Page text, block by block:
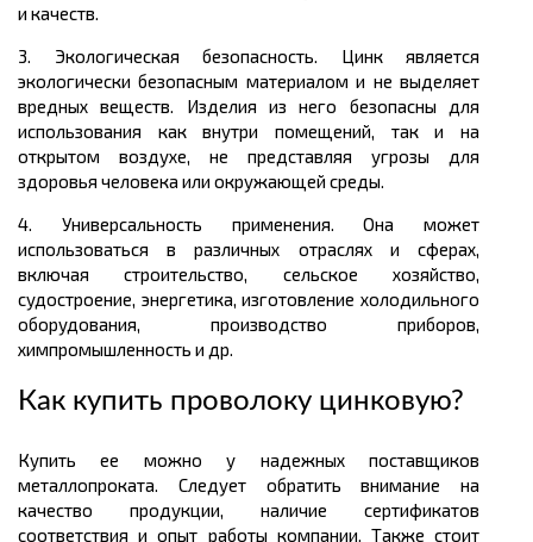
и качеств.
3. Экологическая безопасность. Цинк является
экологически безопасным материалом и не выделяет
вредных веществ. Изделия из него безопасны для
использования как внутри помещений, так и на
открытом воздухе, не представляя угрозы для
здоровья человека или окружающей среды.
4. Универсальность применения. Она может
использоваться в различных отраслях и сферах,
включая строительство, сельское хозяйство,
судостроение, энергетика, изготовление холодильного
оборудования, производство приборов,
химпромышленность и др.
Как купить проволоку цинковую?
Купить ее можно у надежных поставщиков
металлопроката. Следует обратить внимание на
качество продукции, наличие сертификатов
соответствия и опыт работы компании. Также стоит